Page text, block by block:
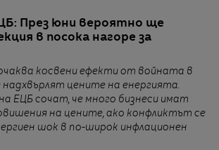
През юни вероятно ще
в посока нагоре за
косвени ефекти от войната в
цените на енергията.
ЕЦБ сочат, че много бизнеси имат
на цените, ако конфликтът се
шок в по-широк инфлационен